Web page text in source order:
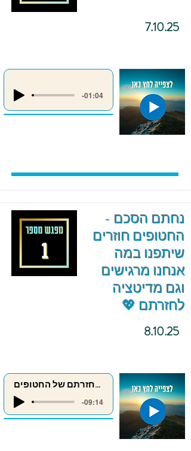
7.10.25
-01:04
נחתם הסכם -
החטופים חוזרים
שיתפנו במה
אנחנו מרגישים
וגם מדיטציה
לחזרתם 💖
8.10.25
מדיטציה לחזרתם של החטופים
-09:14